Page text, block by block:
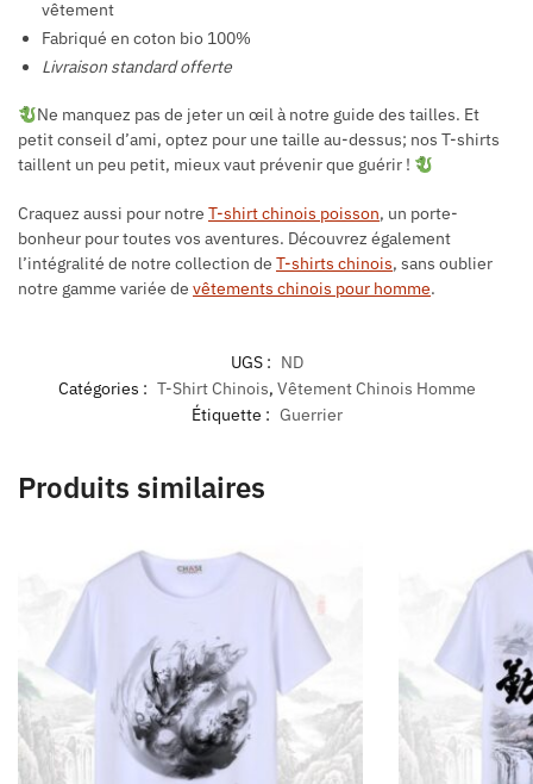
vêtement
Fabriqué en coton bio 100%
Livraison standard offerte
Ne manquez pas de jeter un œil à notre guide des tailles. Et
petit conseil d’ami, optez pour une taille au-dessus; nos T-shirts
taillent un peu petit, mieux vaut prévenir que guérir !
Craquez aussi pour notre T-shirt chinois poisson, un porte-
bonheur pour toutes vos aventures. Découvrez également
l’intégralité de notre collection de T-shirts chinois, sans oublier
notre gamme variée de vêtements chinois pour homme.
UGS : ND
Catégories : T-Shirt Chinois, Vêtement Chinois Homme
Étiquette : Guerrier
Produits similaires